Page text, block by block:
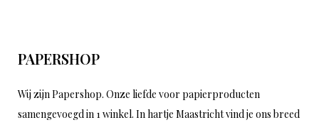
PAPERSHOP
Wij zijn Papershop. Onze liefde voor papierproducten
samengevoegd in 1 winkel. In hartje Maastricht vind je ons breed